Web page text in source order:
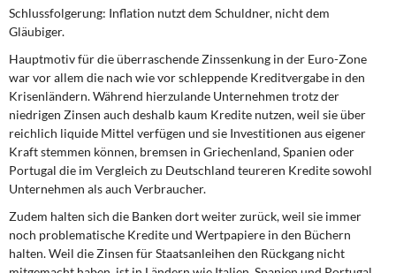
Schlussfolgerung: Inflation nutzt dem Schuldner, nicht dem
Gläubiger.
Hauptmotiv für die überraschende Zinssenkung in der Euro-Zone
war vor allem die nach wie vor schleppende Kreditvergabe in den
Krisenländern. Während hierzulande Unternehmen trotz der
niedrigen Zinsen auch deshalb kaum Kredite nutzen, weil sie über
reichlich liquide Mittel verfügen und sie Investitionen aus eigener
Kraft stemmen können, bremsen in Griechenland, Spanien oder
Portugal die im Vergleich zu Deutschland teureren Kredite sowohl
Unternehmen als auch Verbraucher.
Zudem halten sich die Banken dort weiter zurück, weil sie immer
noch problematische Kredite und Wertpapiere in den Büchern
halten. Weil die Zinsen für Staatsanleihen den Rückgang nicht